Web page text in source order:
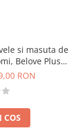
si masuta de
Belove Plus -
RON